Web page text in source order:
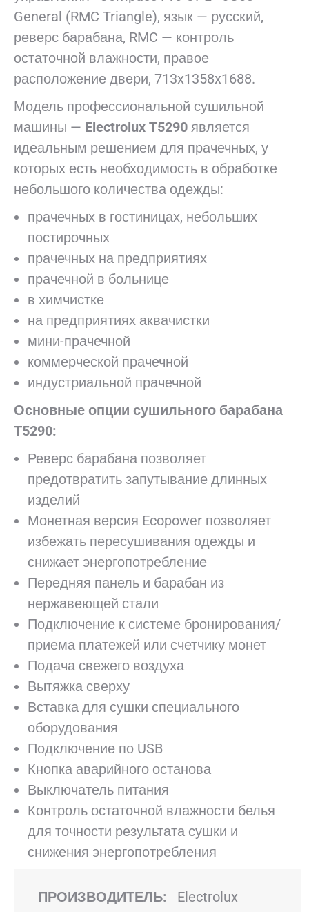
General (RMC Triangle), язык — русский,
реверс барабана, RMC — контроль
остаточной влажности, правое
расположение двери, 713x1358x1688.
Модель профессиональной сушильной
машины — Electrolux Т5290 является
идеальным решением для прачечных, у
которых есть необходимость в обработке
небольшого количества одежды:
прачечных в гостиницах, небольших
постирочных
прачечных на предприятиях
прачечной в больнице
в химчистке
на предприятиях аквачистки
мини-прачечной
коммерческой прачечной
индустриальной прачечной
Основные опции сушильного барабана
Т5290:
Реверс барабана позволяет
предотвратить запутывание длинных
изделий
Монетная версия Ecopower позволяет
избежать пересушивания одежды и
снижает энергопотребление
Передняя панель и барабан из
нержавеющей стали
Подключение к системе бронирования/
приема платежей или счетчику монет
Подача свежего воздуха
Вытяжка сверху
Вставка для сушки специального
оборудования
Подключение по USB
Кнопка аварийного останова
Выключатель питания
Контроль остаточной влажности белья
для точности результата сушки и
снижения энергопотребления
ПРОИЗВОДИТЕЛЬ:
Electrolux